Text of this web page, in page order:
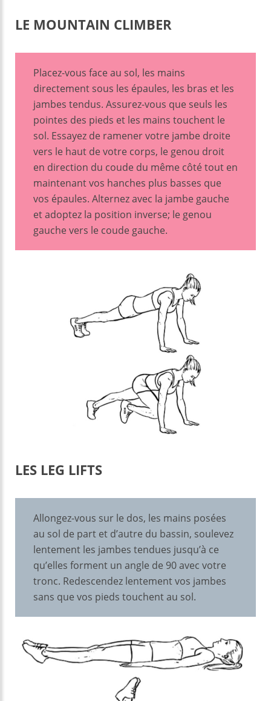
LE MOUNTAIN CLIMBER
Placez-vous face au sol, les mains
directement sous les épaules, les bras et les
jambes tendus. Assurez-vous que seuls les
pointes des pieds et les mains touchent le
sol. Essayez de ramener votre jambe droite
vers le haut de votre corps, le genou droit
en direction du coude du même côté tout en
maintenant vos hanches plus basses que
vos épaules. Alternez avec la jambe gauche
et adoptez la position inverse; le genou
gauche vers le coude gauche.
LES LEG LIFTS
Allongez-vous sur le dos, les mains posées
au sol de part et d’autre du bassin, soulevez
lentement les jambes tendues jusqu’à ce
qu’elles forment un angle de 90 avec votre
tronc. Redescendez lentement vos jambes
sans que vos pieds touchent au sol.